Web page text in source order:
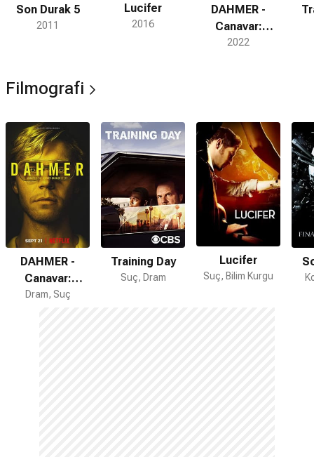
Son Durak 5
2011
Lucifer
2016
DAHMER -
Canavar:
Jeffrey
2022
Filmografi
DAHMER -
Canavar:
Jeffrey
Dram, Suç
Training Day
Suç, Dram
Lucifer
Suç, Bilim Kurgu